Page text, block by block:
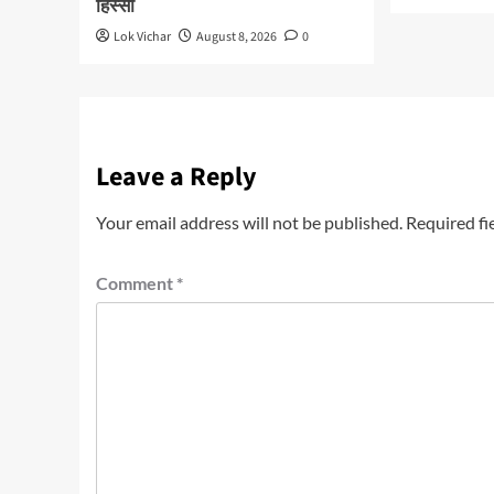
हिस्सा
Lok Vichar August 8, 2026 0
Leave a Reply
Your email address will not be published. Required
Comment *